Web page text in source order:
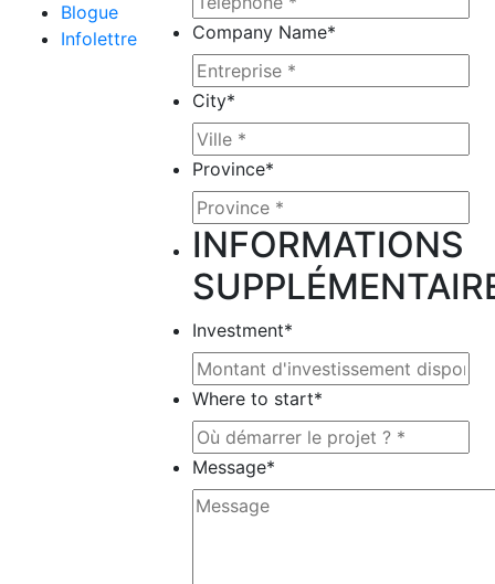
Blogue
Infolettre
Company Name*
City*
Province*
INFORMATIONS
Investment*
Where to start*
Message*